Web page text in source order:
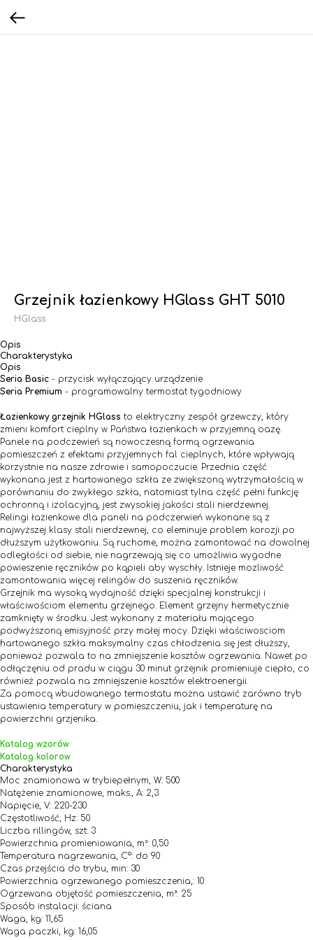
Grzejnik łazienkowy HGlass GHT 5010
HGlass
Opis
Charakterystyka
Opis
Seria Basic - przycisk wyłączający urządzenie
Seria Premium - programowalny termostat tygodniowy
Łazienkowy grzejnik HGlass to elektryczny zespół grzewczy, który
zmieni komfort cieplny w Państwa łazienkach w przyjemną oazę.
Panele na podczewień są nowoczesną formą ogrzewania
pomieszczeń z efektami przyjemnych fal cieplnych, które wpływają
korzystnie na nasze zdrowie i samopoczucie. Przednia część
wykonana jest z hartowanego szkła ze zwiększoną wytrzymałością w
porównaniu do zwykłego szkła, natomiast tylna część pełni funkcję
ochronną i izolacyjną, jest zwysokiej jakości stali nierdzewnej.
Relingi łazienkowe dla paneli na podczerwień wykonane są z
najwyższej klasy stali nierdzewnej, co eleminuje problem korozji po
dłuższym użytkowaniu. Są ruchome, można zamontować na dowolnej
odległości od siebie, nie nagrzewają się co umożliwia wygodne
powieszenie ręczników po kąpieli aby wyschły. Istnieje mozliwość
zamontowania więcej relingów do suszenia ręczników.
Grzejnik ma wysoką wydajność dzięki specjalnej konstrukcji i
właściwościom elementu grzejnego. Element grzejny hermetycznie
zamknięty w środku. Jest wykonany z materiału mającego
podwyższoną emisyjność przy małej mocy. Dzięki właściwosciom
hartowanego szkła maksymalny czas chłodzenia się jest dłuższy,
ponieważ pozwala to na zmniejszenie kosztów ogrzewania. Nawet po
odłączęniu od pradu w ciągu 30 minut grzejnik promieniuje ciepło, co
również pozwala na zmniejszenie kosztów elektroenergii.
Za pomocą wbudowanego termostatu można ustawić zarówno tryb
ustawienia temperatury w pomieszczeniu, jak i temperaturę na
powierzchni grzjenika.
Katalog wzorów
Katalog kolorow
Charakterystyka
Moc znamionowa w trybiepełnym, W: 500
Natężenie znamionowe, maks., A: 2,3
Napięcie, V: 220-230
Częstotliwość, Hz: 50
Liczba rillingów, szt: 3
Powierzchnia promieniowania, m²: 0,50
Temperatura nagrzewania, С°: do 90
Czas przejścia do trybu, min: 30
Powierzchnia ogrzewanego pomieszczenia,: 10
Ogrzewana objętość pomieszczenia, m³: 25
Sposób instalacji: ściana
Waga, kg: 11,65
Waga paczki, kg: 16,05